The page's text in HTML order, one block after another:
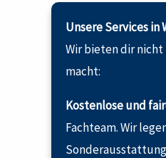
Unsere Services
Wir bieten dir
macht:
Kostenlose und
Fachteam. Wir